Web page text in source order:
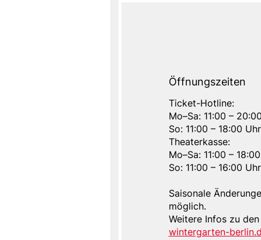
Öffnungszeiten
Ticket-Hotline:
Mo–Sa: 11:00 –
So: 11:00 – 18:00 Uhr
Theaterkasse:
Mo–Sa: 11:00 –
So: 11:00 – 16:00 Uhr
Saisonale
möglich.
Weitere Infos zu
wintergarten-